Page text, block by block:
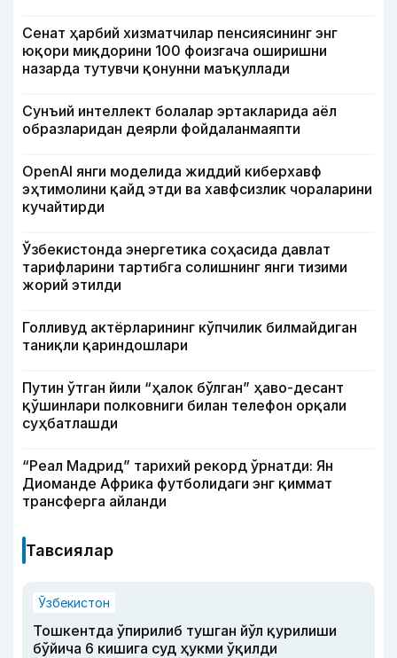
Сенат ҳарбий хизматчилар пенсиясининг энг
юқори миқдорини 100 фоизгача оширишни
назарда тутувчи қонунни маъқуллади
Сунъий интеллект болалар эртакларида аёл
образларидан деярли фойдаланмаяпти
OpenAI янги моделида жиддий киберхавф
эҳтимолини қайд этди ва хавфсизлик чораларини
кучайтирди
Ўзбекистонда энергетика соҳасида давлат
тарифларини тартибга солишнинг янги тизими
жорий этилди
Голливуд актёрларининг кўпчилик билмайдиган
таниқли қариндошлари
Путин ўтган йили “ҳалок бўлган” ҳаво-десант
қўшинлари полковниги билан телефон орқали
суҳбатлашди
“Реал Мадрид” тарихий рекорд ўрнатди: Ян
Диоманде Африка футболидаги энг қиммат
трансферга айланди
Тавсиялар
Ўзбекистон
Тошкентда ўпирилиб тушган йўл қурилиши
бўйича 6 кишига суд ҳукми ўқилди